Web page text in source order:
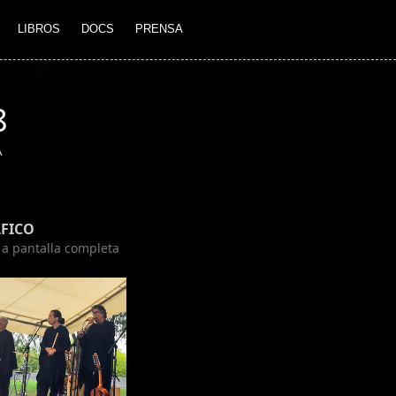
LIBROS DOCS PRENSA
pantalla completa